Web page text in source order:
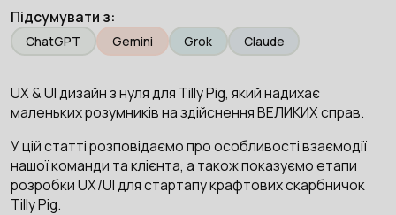
Підсумувати з:
ChatGPT Gemini Grok Claude
UX & UI дизайн з нуля для Tilly Pig, який надихає
маленьких розумників на здійснення ВЕЛИКИХ справ.
У цій статті розповідаємо про особливості взаємодії
нашої команди та клієнта, а також показуємо етапи
розробки UX/UI для стартапу крафтових скарбничок
Tilly Pig.